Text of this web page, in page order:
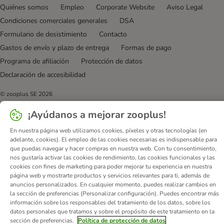
Quiénes somos Empleo Corporate Website
Aviso Legal
Condiciones comerciales generales
DSA
Formulario de desistimiento
Contacto
Gastos de envío y plazo de entrega
Formas de pago
Programa de afiliación
Protección de datos
Declaración de accesibilidad
© zooplus SE 2026
¡Ayúdanos a mejorar zooplus!
En nuestra página web utilizamos cookies, píxeles y otras tecnologías (en
adelante, cookies). El empleo de las cookies necesarias es indispensable para
que puedas navegar y hacer compras en nuestra web. Con tu consentimiento,
nos gustaría activar las cookies de rendimiento, las cookies funcionales y las
cookies con fines de marketing para poder mejorar tu experiencia en nuestra
página web y mostrarte productos y servicios relevantes para ti, además de
anuncios personalizados. En cualquier momento, puedes realizar cambios en
la sección de preferencias (Personalizar configuración). Puedes encontrar más
información sobre los responsables del tratamiento de los datos, sobre los
datos personales que tratamos y sobre el propósito de este tratamiento en la
sección de preferencias.
Política de protección de datos